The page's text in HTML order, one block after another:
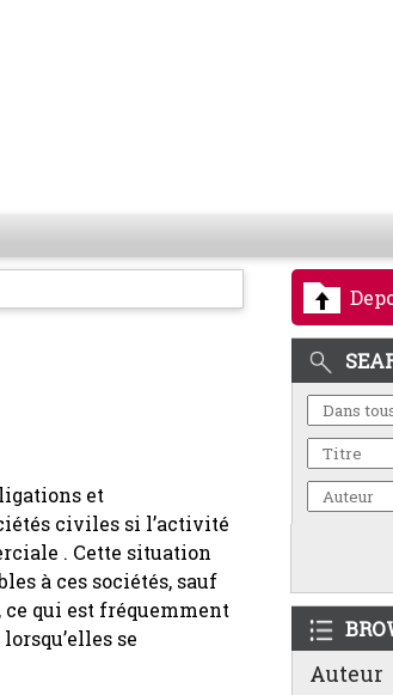
Auteur
et
civiles si l’activité
. Cette situation
à ces sociétés, sauf
qui est fréquemment
se